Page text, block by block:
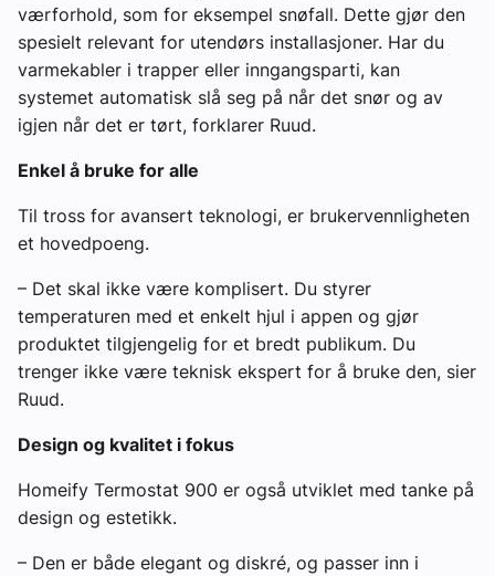
værforhold, som for eksempel snøfall. Dette gjør den
spesielt relevant for utendørs installasjoner. Har du
varmekabler i trapper eller inngangsparti, kan
systemet automatisk slå seg på når det snør og av
igjen når det er tørt, forklarer Ruud.
Enkel å bruke for alle
Til tross for avansert teknologi, er brukervennligheten
et hovedpoeng.
– Det skal ikke være komplisert. Du styrer
temperaturen med et enkelt hjul i appen og gjør
produktet tilgjengelig for et bredt publikum. Du
trenger ikke være teknisk ekspert for å bruke den, sier
Ruud.
Design og kvalitet i fokus
Homeify Termostat 900 er også utviklet med tanke på
design og estetikk.
– Den er både elegant og diskré, og passer inn i